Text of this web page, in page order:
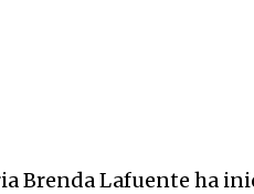
Brenda Lafuente ha